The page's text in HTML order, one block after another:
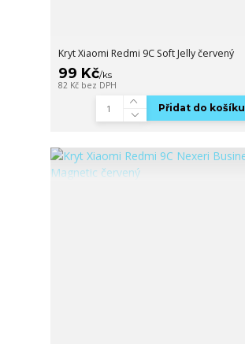
Kryt Xiaomi Redmi 9C Soft Jelly červený
99 Kč/ks
82 Kč bez DPH
Přidat do košíku